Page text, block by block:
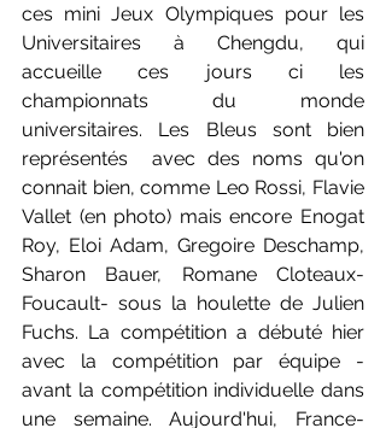
ces mini Jeux Olympiques pour les
Universitaires à Chengdu, qui
accueille ces jours ci les
championnats du monde
universitaires. Les Bleus sont bien
représentés  avec des noms qu'on
connait bien, comme Leo Rossi, Flavie
Vallet (en photo) mais encore Enogat
Roy, Eloi Adam, Gregoire Deschamp,
Sharon Bauer, Romane Cloteaux-
Foucault- sous la houlette de Julien
Fuchs. La compétition a débuté hier
avec la compétition par équipe -
avant la compétition individuelle dans
une semaine. Aujourd'hui, France-